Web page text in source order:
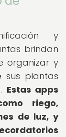
y
brindan
organizar y
sus plantas
Estas apps
riego,
de luz, y